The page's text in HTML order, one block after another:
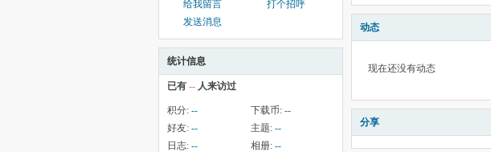
给我留言
打个招呼
发送消息
统计信息
已有 -- 人来访过
积分: -- 下载币: --
好友: -- 主题: --
日志: -- 相册: --
动态
现在还没有动态
分享